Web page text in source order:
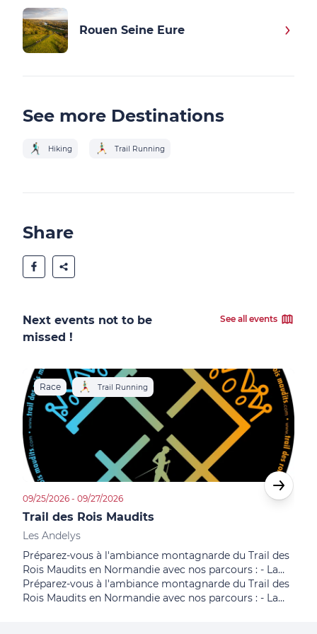
Rouen Seine Eure
See more Destinations
Hiking Trail Running
Share
Next events not to be
missed !
See all events
Race Trail Running
09/25/2026 - 09/27/2026
Trail des Rois Maudits
Les Andelys
Préparez-vous à l'ambiance montagnarde du Trail des
Rois Maudits en Normandie avec nos parcours : - La
Sans Voix, ses 15,12km et ses 292m de dénivelé positif
vous mettra en jambe ; - Que de La Gueule ?, un
Préparez-vous à l'ambiance montagnarde du Trail des
Rois Maudits en Normandie avec nos parcours : - La